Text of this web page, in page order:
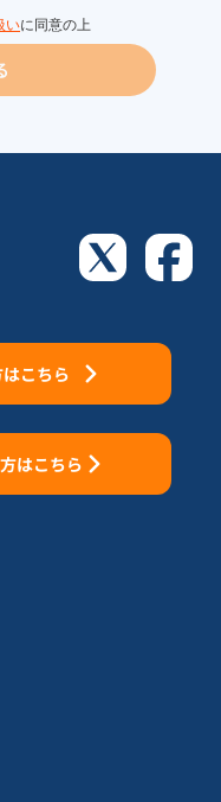
いに同意の上
こちら
はこちら